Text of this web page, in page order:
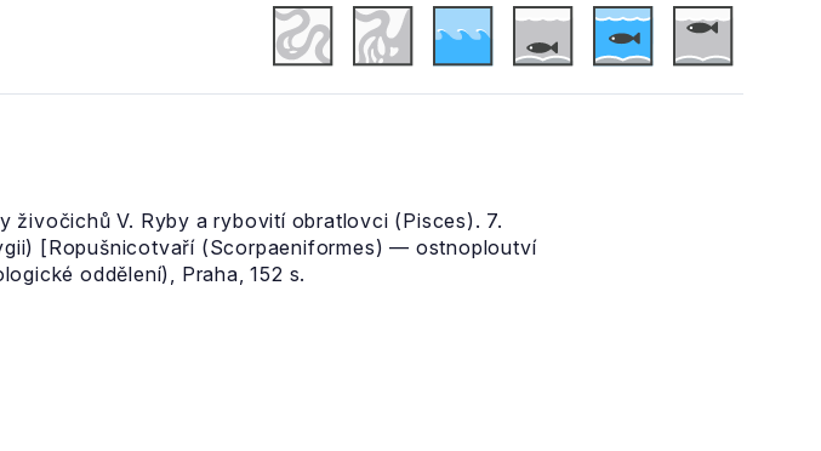
živočichů V. Ryby a rybovití obratlovci (Pisces). 7.
[Ropušnicotvaří (Scorpaeniformes) — ostnoploutví
oddělení), Praha, 152 s.